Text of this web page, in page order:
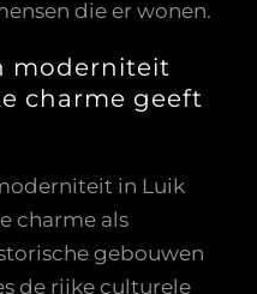
die er wonen.
moderniteit
charme geeft
in Luik
charme als
gebouwen
de rijke culturele